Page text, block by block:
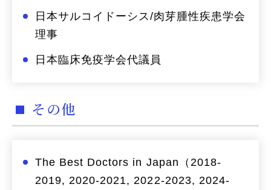
日本サルコイドーシス/肉芽腫性疾患学会
理事
日本臨床免疫学会代議員
その他
The Best Doctors in Japan（2018-
2019, 2020-2021, 2022-2023, 2024-